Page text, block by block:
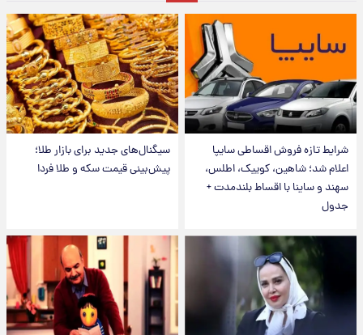
شرایط تازه فروش اقساطی سایپا
اعلام شد؛ شاهین، کوییک، اطلس،
سهند و ساینا با اقساط بلندمدت +
جدول
سیگنال‌های جدید برای بازار طلا؛
پیش‌بینی قیمت سکه و طلا فردا